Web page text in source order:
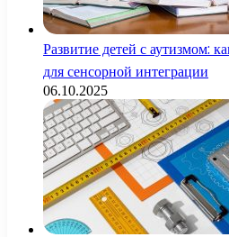
Развитие детей с аутизмом:
для сенсорной интеграции
06.10.2025